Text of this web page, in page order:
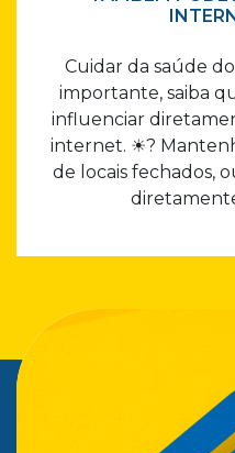
Cuidar da saúde
importante, saiba
influenciar
internet. ☀?
de locais fechados,